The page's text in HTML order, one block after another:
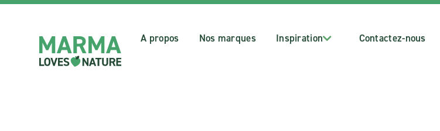
A propos Nos marques Inspiration Contactez-nous